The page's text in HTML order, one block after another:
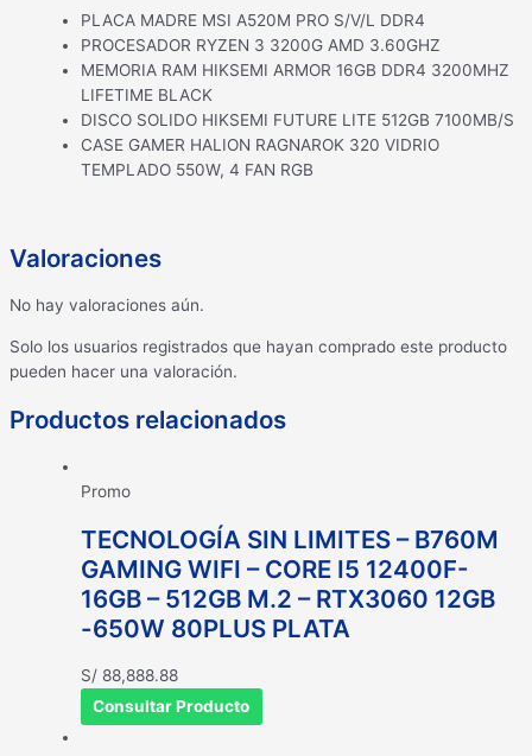
PLACA MADRE MSI A520M PRO S/V/L DDR4
PROCESADOR RYZEN 3 3200G AMD 3.60GHZ
MEMORIA RAM HIKSEMI ARMOR 16GB DDR4 3200MHZ
LIFETIME BLACK
DISCO SOLIDO HIKSEMI FUTURE LITE 512GB 7100MB/S
CASE GAMER HALION RAGNAROK 320 VIDRIO
TEMPLADO 550W, 4 FAN RGB
Valoraciones
No hay valoraciones aún.
Solo los usuarios registrados que hayan comprado este producto
pueden hacer una valoración.
Productos relacionados
Promo
TECNOLOGÍA SIN LIMITES – B760M
GAMING WIFI – CORE I5 12400F-
16GB – 512GB M.2 – RTX3060 12GB
-650W 80PLUS PLATA
S/ 88,888.88
Consultar Producto